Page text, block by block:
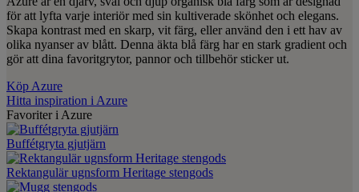
för att lyfta varje interiör med sin kultiverade skönhet och elegans.
Skapa kontrast med en skarp, vit färg, eller använd den i ett hav av
olika nyanser av blått. Denna äkta blå färg har en stark gradient och
gör att dina favoritgrytor, pannor och tillbehör sticker ut.
Köp Azure
Hitta inspiration i Azure
Favoriter i Azure
Buffétgryta gjutjärn
Rektangulär ugnsform Heritage stengods